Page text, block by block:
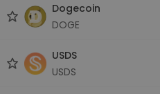
Dogecoin
DOGE
USDS
USDS